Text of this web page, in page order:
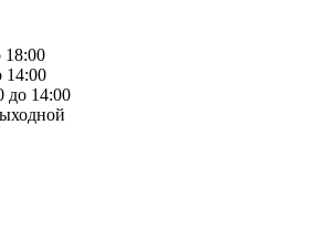
18:00
14:00
до 14:00